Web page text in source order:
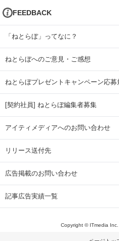
FEEDBACK
「ねとらぼ」ってなに？
ねとらぼへのご意見・ご感想
ねとらぼプレゼントキャンペーン応募
[契約社員] ねとらぼ編集者募集
アイティメディアへのお問い合わせ
リリース送付先
広告掲載のお問い合わせ
記事広告実績一覧
Copyright © ITmedia Inc.